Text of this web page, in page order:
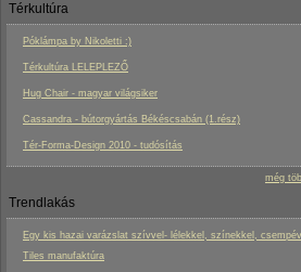
Térkultúra
Póklámpa by Nikoletti :)
Térkultúra LELEPLEZŐ
Hug Chair - magyar világsiker
Cassandra - bútorgyártás Békéscsabán (1.rész)
Tér-Forma-Design 2010 - tudósítás
még
Trendlakás
Egy kis hazai varázslat szívvel- lélekkel, színekkel,
Tiles manufaktúra